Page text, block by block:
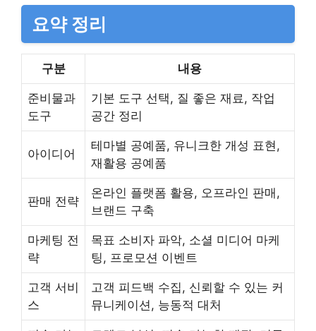
요약 정리
구분 내용
준비물과
도구
기본 도구 선택, 질 좋은 재료, 작업
공간 정리
아이디어
테마별 공예품, 유니크한 개성 표현,
재활용 공예품
판매 전략
온라인 플랫폼 활용, 오프라인 판매,
브랜드 구축
마케팅 전
략
목표 소비자 파악, 소셜 미디어 마케
팅, 프로모션 이벤트
고객 서비
스
고객 피드백 수집, 신뢰할 수 있는 커
뮤니케이션, 능동적 대처